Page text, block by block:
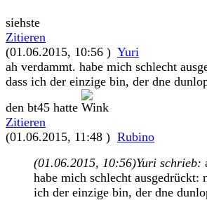
siehste
Zitieren
(01.06.2015, 10:56 ) Yuri
ah verdammt. habe mich schlecht
dass ich der einzige bin, der dne
den bt45 hatte
Zitieren
(01.06.2015, 11:48 ) Rubino
(01.06.2015, 10:56)Yuri schrieb:
habe mich schlecht ausgedrückt:
ich der einzige bin, der dne